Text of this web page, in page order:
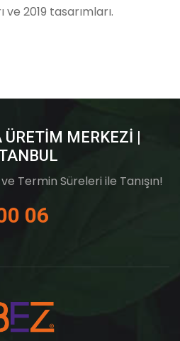
2019 tasarımları.
MERKEZI |
Termin Süreleri ile Tanışın!
06